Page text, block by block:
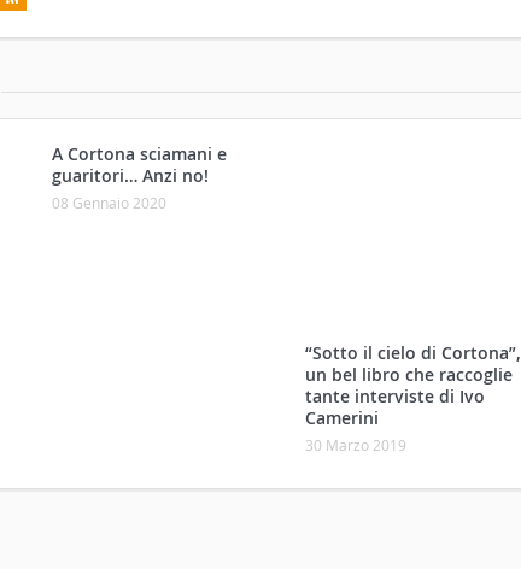
A Cortona sciamani e
guaritori… Anzi no!
08 Gennaio 2020
“Sotto il cielo di Cortona”,
un bel libro che raccoglie
tante interviste di Ivo
Camerini
30 Marzo 2019